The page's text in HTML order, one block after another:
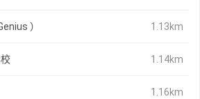
） 1.13km
1.14km
1.16km